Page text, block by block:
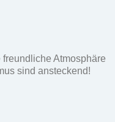
Atmosphäre
sind ansteckend!